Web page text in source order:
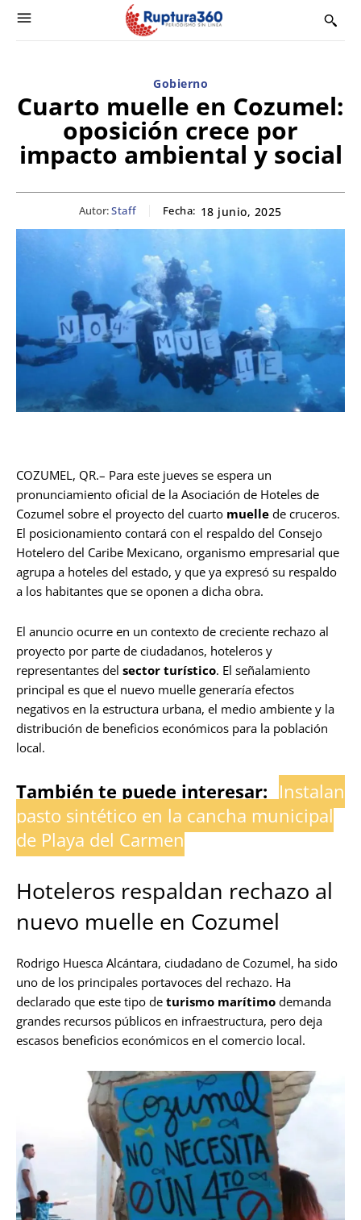
Gobierno
Cuarto muelle en Cozumel:
oposición crece por
impacto ambiental y social
Autor:Staff Fecha: 18 junio, 2025
COZUMEL, QR.– Para este jueves se espera un
pronunciamiento oficial de la Asociación de Hoteles de
Cozumel sobre el proyecto del cuarto muelle de cruceros.
El posicionamiento contará con el respaldo del Consejo
Hotelero del Caribe Mexicano, organismo empresarial que
agrupa a hoteles del estado, y que ya expresó su respaldo
a los habitantes que se oponen a dicha obra.
El anuncio ocurre en un contexto de creciente rechazo al
proyecto por parte de ciudadanos, hoteleros y
representantes del sector turístico. El señalamiento
principal es que el nuevo muelle generaría efectos
negativos en la estructura urbana, el medio ambiente y la
distribución de beneficios económicos para la población
local.
También te puede interesar: Instalan
pasto sintético en la cancha municipal
de Playa del Carmen
Hoteleros respaldan rechazo al
nuevo muelle en Cozumel
Rodrigo Huesca Alcántara, ciudadano de Cozumel, ha sido
uno de los principales portavoces del rechazo. Ha
declarado que este tipo de turismo marítimo demanda
grandes recursos públicos en infraestructura, pero deja
escasos beneficios económicos en el comercio local.